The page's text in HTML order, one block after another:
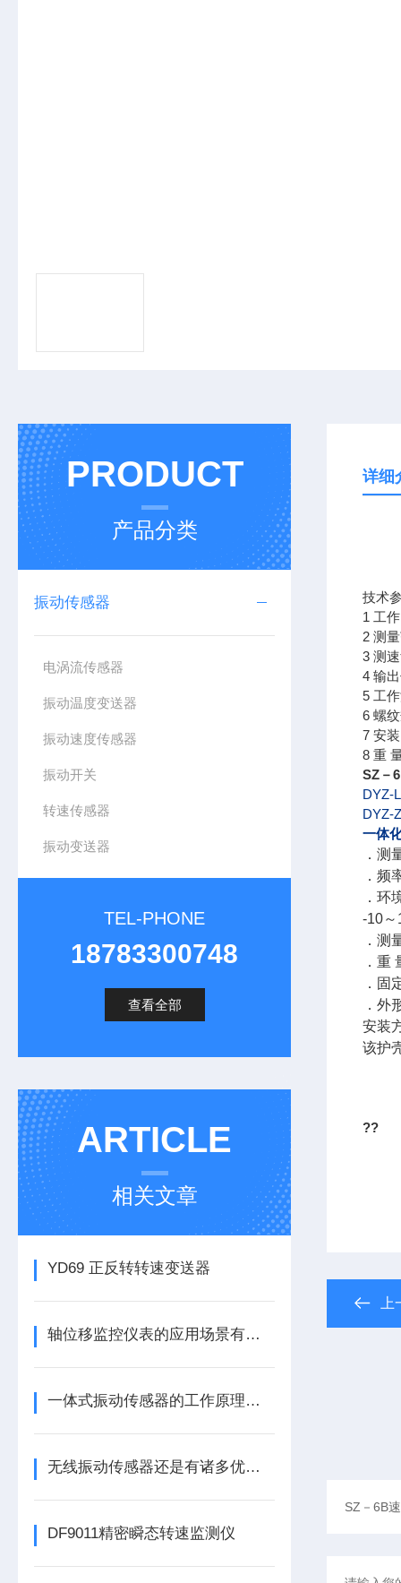
PRODUCT
产品分类
振动传感器
电涡流传感器
振动温度变送器
振动速度传感器
振动开关
转速传感器
振动变送器
TEL-PHONE
18783300748
查看全部
ARTICLE
相关文章
YD69 正反转转速变送器
轴位移监控仪表的应用场景有哪些呢
一体式振动传感器的工作原理是什么？
无线振动传感器还是有诸多优势的
DF9011精密瞬态转速监测仪
详细
技术
1 工
2 测
3 测
4 输
5 工
6 螺
7 安
8 重
SZ－
DYZ-L
DYZ-Z
一体
．测
．频
．环
-10
．测
．重
．固
．外
安装
该护
??